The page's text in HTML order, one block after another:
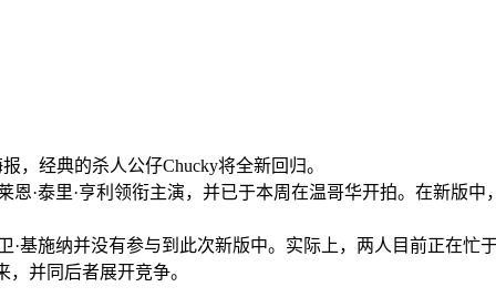
，经典的杀人公仔Chucky将全新回归。
恩·泰里·亨利领衔主演，并已于本周在温哥华开拍。在新版
·基施纳并没有参与到此次新版中。实际上，两人目前正在
并同后者展开竞争。